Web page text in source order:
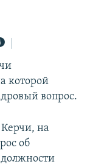
которой
вопрос.
на
об